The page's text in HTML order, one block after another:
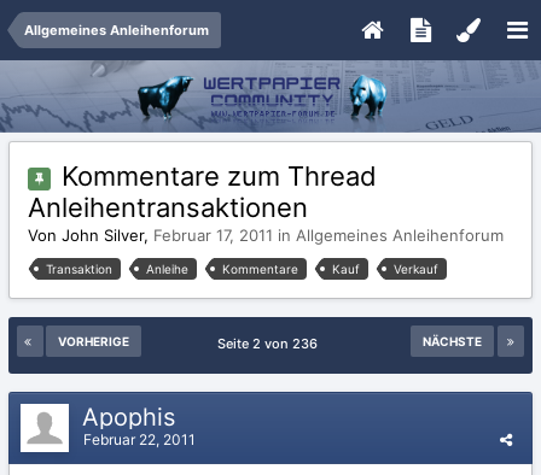
Allgemeines Anleihenforum
Kommentare zum Thread
Anleihentransaktionen
Von John Silver, Februar 17, 2011 in Allgemeines Anleihenforum
Transaktion Anleihe Kommentare Kauf Verkauf
VORHERIGE NÄCHSTE
Seite 2 von 236
Apophis
Februar 22, 2011